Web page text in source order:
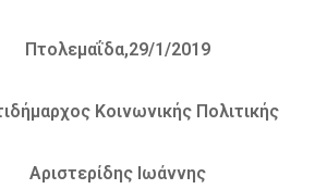
Πτολεμαΐδα,29/1/2019
Κοινωνικής Πολιτικής
Αριστερίδης Ιωάννης